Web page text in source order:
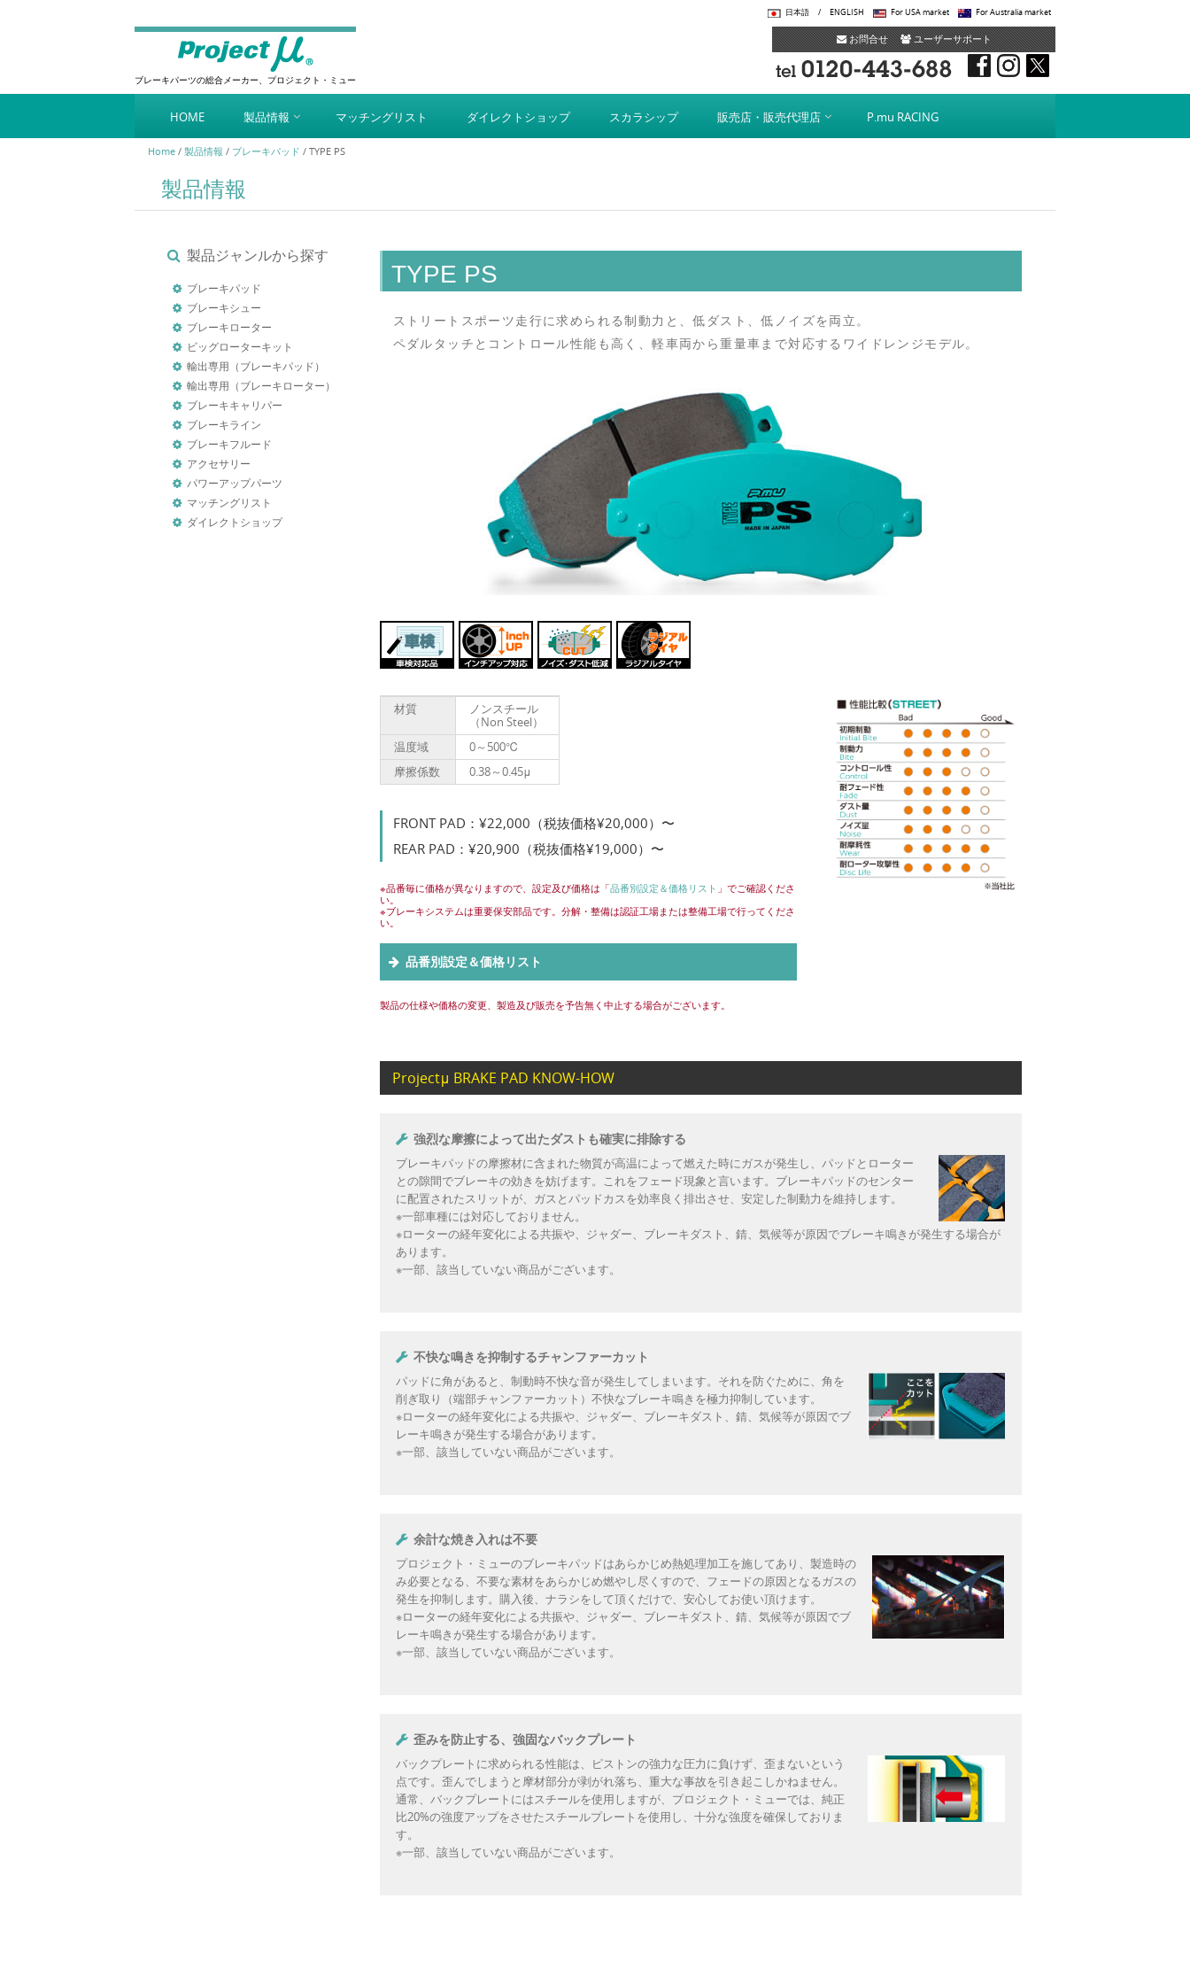
For Australia market
For USA market
ENGLISH
/
日本語
お問合せ ユーザーサポート
ブレーキパーツの総合メーカー、プロジェクト・ミュー
Menu
HOME 製品情報 マッチングリスト ダイレクトショップ スカラシップ 販売店・販売代理店 P.mu RACING
Home / 製品情報 / ブレーキパッド / TYPE PS
製品情報
製品ジャンルから探す
ブレーキパッド
ブレーキシュー
ブレーキローター
ビッグローターキット
輸出専用（ブレーキパッド）
輸出専用（ブレーキローター）
ブレーキキャリパー
ブレーキライン
ブレーキフルード
アクセサリー
パワーアップパーツ
マッチングリスト
ダイレクトショップ
TYPE PS
ストリートスポーツ走行に求められる制動力と、低ダスト、低ノイズを両立。
ペダルタッチとコントロール性能も高く、軽車両から重量車まで対応するワイドレンジモデル。
材質
ノンスチール
（Non Steel）
温度域
0～500℃
摩擦係数
0.38～0.45μ
FRONT PAD：¥22,000（税抜価格¥20,000）〜
REAR PAD：¥20,900（税抜価格¥19,000）〜
※品番毎に価格が異なりますので、設定及び価格は「品番別設定＆価格リスト 」でご確認くださ
い。
※ブレーキシステムは重要保安部品です。分解・整備は認証工場または整備工場で行ってくださ
い。
品番別設定＆価格リスト
製品の仕様や価格の変更、製造及び販売を予告無く中止する場合がございます。
Projectμ BRAKE PAD KNOW-HOW
強烈な摩擦によって出たダストも確実に排除する
ブレーキパッドの摩擦材に含まれた物質が高温によって燃えた時にガスが発生し、パッドとローター
との隙間でブレーキの効きを妨げます。これをフェード現象と言います。ブレーキパッドのセンター
に配置されたスリットが、ガスとパッドカスを効率良く排出させ、安定した制動力を維持します。
※一部車種には対応しておりません。
※ローターの経年変化による共振や、ジャダー、ブレーキダスト、錆、気候等が原因でブレーキ鳴きが発生する場合が
あります。
※一部、該当していない商品がございます。
不快な鳴きを抑制するチャンファーカット
パッドに角があると、制動時不快な音が発生してしまいます。それを防ぐために、角を
削ぎ取り（端部チャンファーカット）不快なブレーキ鳴きを極力抑制しています。
※ローターの経年変化による共振や、ジャダー、ブレーキダスト、錆、気候等が原因でブ
レーキ鳴きが発生する場合があります。
※一部、該当していない商品がございます。
余計な焼き入れは不要
プロジェクト・ミューのブレーキパッドはあらかじめ熱処理加工を施してあり、製造時の
み必要となる、不要な素材をあらかじめ燃やし尽くすので、フェードの原因となるガスの
発生を抑制します。購入後、ナラシをして頂くだけで、安心してお使い頂けます。
※ローターの経年変化による共振や、ジャダー、ブレーキダスト、錆、気候等が原因でブ
レーキ鳴きが発生する場合があります。
※一部、該当していない商品がございます。
歪みを防止する、強固なバックプレート
バックプレートに求められる性能は、ピストンの強力な圧力に負けず、歪まないという
点です。歪んでしまうと摩材部分が剥がれ落ち、重大な事故を引き起こしかねません。
通常、バックプレートにはスチールを使用しますが、プロジェクト・ミューでは、純正
比20%の強度アップをさせたスチールプレートを使用し、十分な強度を確保しておりま
す。
※一部、該当していない商品がございます。